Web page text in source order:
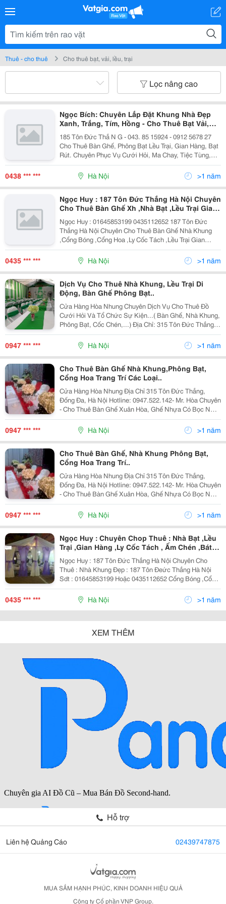
Thuê - cho thuê Cho thuê bạt, vải, lều, trại
Lọc nâng cao
Ngọc Bích: Chuyên Lắp Đặt Khung Nhà Đẹp
Xanh, Trắng, Tím, Hồng - Cho Thuê Bạt Vải,
Lều Trại, Gian Hàng, Bạt Rút Mọi Kích Thước
185 Tôn Đức Thắ N G - 043. 85 15924 - 0912 5678 27
Cho Thuê Bàn Ghế, Phông Bạt Lều Trại, Gian Hàng, Bạt
Rút. Chuyên Phục Vụ Cưới Hỏi, Ma Chay, Tiệc Tùng,
Sinh Nhật , Hội Nghị, Ca Nhạc, Hội Chợ Và Các Sự
Kiện Khác. Cho Thuê: - Bàn Gh
0438 *** *** Hà Nội >1 năm
Ngọc Huy : 187 Tôn Đức Thắng Hà Nội Chuyên
Cho Thuê Bàn Ghế Xh ,Nhà Bạt ,Lều Trại Gian
Hàng ,Ly Cốcc Tách ,Khăn Trải Bàn ,Cổng
Bóng ,Cổng Hoa ,Trang Trí Phông ,Bát Đĩa Ấm
Chén ,Quạt Cn ,Ghế Nhựa Có Ọcgdol
Ngọc Huy : 01645853199 0435112652 187 Tôn Đức
Thắng Hà Nội Chuyên Cho Thuê Bàn Ghế Nhà Khung
,Cổng Bóng ,Cổng Hoa ,Ly Cốc Tách ,Lều Trại Gian
Hàng , Trang Trí Phông ,Ghế Nhựa Có Bọc ,Ghế Dol
,Bàn Nhỏ (1Mx40 Cm ) Dành Cho Nhà N
0435 *** *** Hà Nội >1 năm
Dịch Vụ Cho Thuê Nhà Khung, Lều Trại Di
Động, Bàn Ghế Phông Bạt..
Cửa Hàng Hòa Nhung Chuyên Dịch Vụ Cho Thuê Đồ
Cưới Hỏi Và Tổ Chức Sự Kiện...( Bàn Ghế, Nhà Khung,
Phông Bạt, Cốc Chén,...) Địa Chỉ: 315 Tôn Đức Thắng,
Đống Đa, Hà Nội Hotline Liên Hệ: 0947.522.142 Tại Đây
Chúng Tôi Có Rất Nhiều Mẫu Mã Tra
0947 *** *** Hà Nội >1 năm
Cho Thuê Bàn Ghế Nhà Khung,Phông Bạt,
Cổng Hoa Trang Trí Các Loại..
Cửa Hàng Hòa Nhung Địa Chỉ 315 Tôn Đức Thắng,
Đống Đa, Hà Nội Hotline: 0947.522.142- Mr. Hòa Chuyên
- Cho Thuê Bàn Ghế Xuân Hòa, Ghế Nhựa Có Bọc Nơ
Nhiều Màu Sắc Khác Nhau...
0947 *** *** Hà Nội >1 năm
Cho Thuê Bàn Ghế, Nhà Khung Phông Bạt,
Cổng Hoa Trang Trí..
Cửa Hàng Hòa Nhung Địa Chỉ 315 Tôn Đức Thắng,
Đống Đa, Hà Nội Hotline: 0947.522.142- Mr. Hòa Chuyên
- Cho Thuê Bàn Ghế Xuân Hòa, Ghế Nhựa Có Bọc Nơ
Nhiều Màu Sắc Khác Nhau...
0947 *** *** Hà Nội >1 năm
Ngọc Huy : Chuyên Chop Thuê : Nhà Bạt ,Lều
Trại ,Gian Hàng ,Ly Cốc Tách , Ấm Chén ,Bát
Đĩa .Bàn Ghế Xuân Hòa ,Ghế Nhựa Có Bọc
,Trang Trí Phông Cưới Hỏi , Cổng Bóng ,Cổng
Hoa ,,Ghế Xuân Hòa Cưới Hỏi T
Ngọc Huy : 187 Tôn Đức Thắng Hà Nội Chuyên Cho
Thuê : Nhà Khung Đẹp : 187 Tôn Đeức Thắng Hà Nội
Sdt : 01645853199 Hoặc 0435112652 Cổng Bóng ,Cổng
Hoa Đẹp Cho T Bàn Ghế Xuân Hòa ,Áo Ghế
0435 *** *** Hà Nội >1 năm
XEM THÊM
Hỗ trợ
Liên hệ Quảng Cáo 02439747875
MUA SẮM HẠNH PHÚC, KINH DOANH HIỆU QUẢ
Công ty Cổ phần VNP Group.